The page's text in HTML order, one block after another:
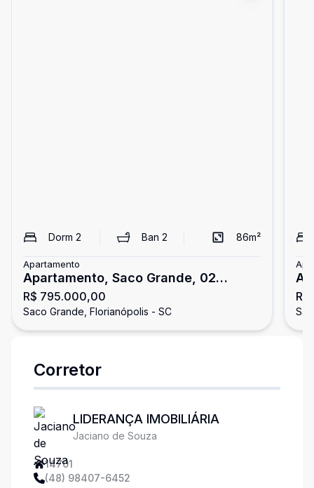
Dorm 2 Ban2 86m²
Apartamento
Apartamento, Saco Grande, 02
Dormitórios/01 Suíte
R$ 795.000,00
Saco Grande, Florianópolis - SC
Corretor
LIDERANÇA IMOBILIÁRIA
Jaciano de Souza
14701
(48) 98407-6452